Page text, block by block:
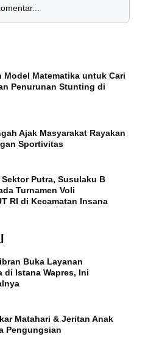
Model Matematika untuk Cari
Penurunan Stunting di
Ajak Masyarakat Rayakan
Sportivitas
Putra, Susulaku B
Turnamen Voli
RI di Kecamatan Insana
Buka Layanan
di Istana Wapres, Ini
Matahari & Jeritan Anak
Pengungsian